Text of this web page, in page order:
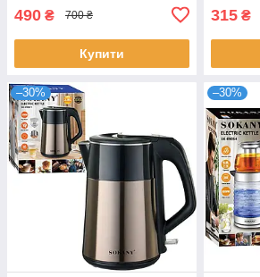
490 ₴ 700 ₴
Купити
315 ₴
–30% –30%